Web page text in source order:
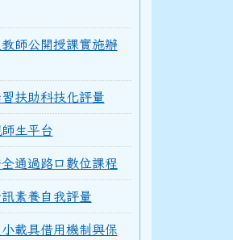
師公開授課實施辦
扶助科技化評量
生平台
通過路口數位課程
素養自我評量
載具借用機制與保